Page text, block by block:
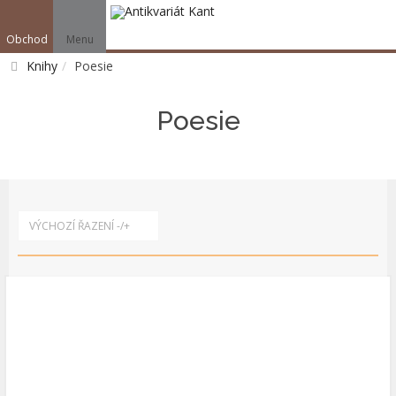
Obchod Menu
Knihy Poesie
Poesie
VÝCHOZÍ ŘAZENÍ -/+